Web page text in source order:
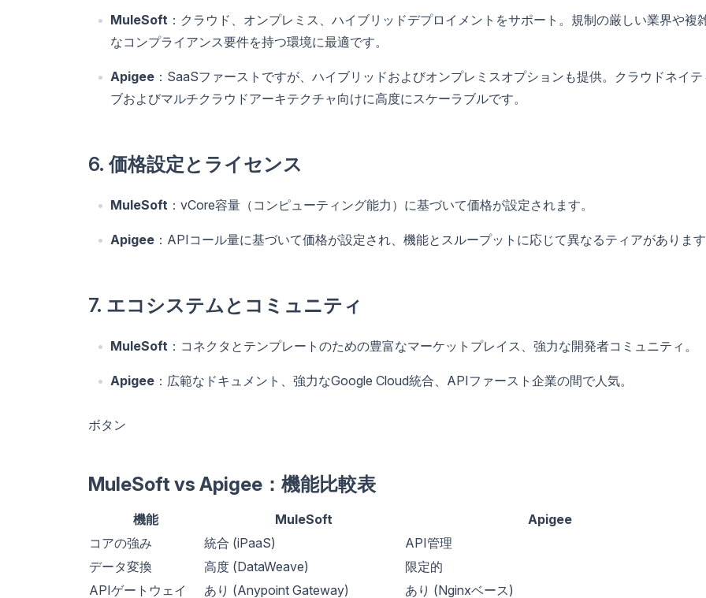
MuleSoft ：クラウド、オンプレミス、ハイブリッドデプロイメントをサポート。規制の厳しい業界や複
なコンプライアンス要件を持つ環境に最適です。
Apigee ：SaaSファーストですが、ハイブリッドおよびオンプレミスオプションも提供。クラウドネイテ
ブおよびマルチクラウドアーキテクチャ向けに高度にスケーラブルです。
6. 価格設定とライセンス
MuleSoft ：vCore容量（コンピューティング能力）に基づいて価格が設定されます。
Apigee ：APIコール量に基づいて価格が設定され、機能とスループットに応じて異なるティアがあります
7. エコシステムとコミュニティ
MuleSoft ：コネクタとテンプレートのための豊富なマーケットプレイス、強力な開発者コミュニティ。
Apigee ：広範なドキュメント、強力なGoogle Cloud統合、APIファースト企業の間で人気。
ボタン
MuleSoft vs Apigee：機能比較表
機能 MuleSoft
Apigee
コアの強み
統合 (iPaaS)
API管理
データ変換
高度 (DataWeave)
限定的
APIゲートウェイ
あり (Anypoint Gateway) あり (Nginxベース)